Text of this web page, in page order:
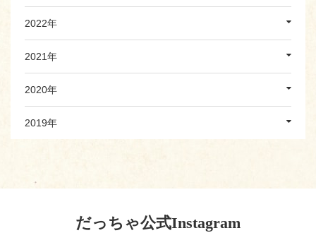
2022年
2021年
2020年
2019年
だっちゃ公式Instagram